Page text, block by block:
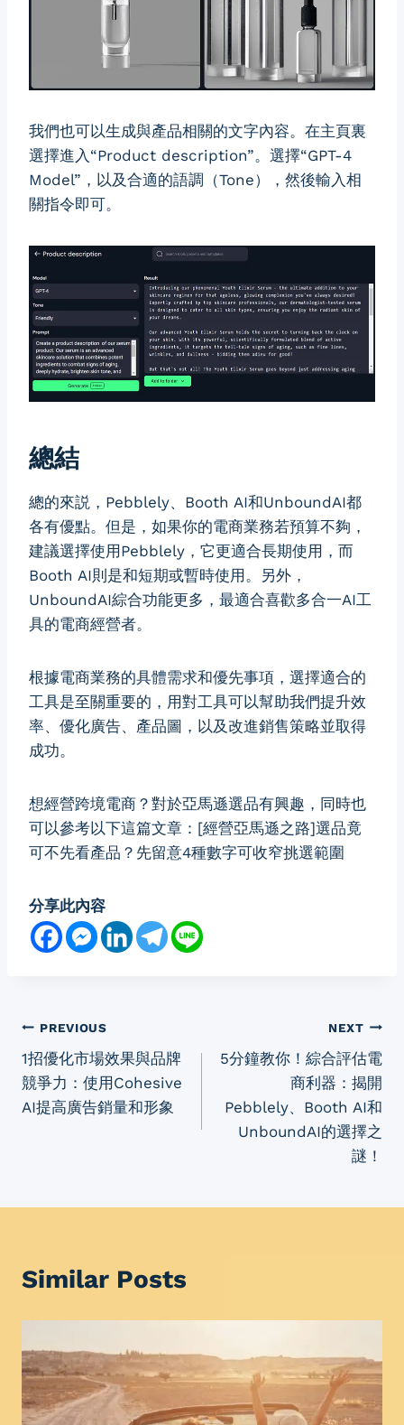
我們也可以生成與產品相關的文字內容。在主頁裏
選擇進入“Product description”。選擇“GPT-4
Model”，以及合適的語調（Tone），然後輸入相
關指令即可。
總結
總的來説，Pebblely、Booth AI和UnboundAI都
各有優點。但是，如果你的電商業務若預算不夠，
建議選擇使用Pebblely，它更適合長期使用，而
Booth AI則是和短期或暫時使用。另外，
UnboundAI綜合功能更多，最適合喜歡多合一AI工
具的電商經營者。
根據電商業務的具體需求和優先事項，選擇適合的
工具是至關重要的，用對工具可以幫助我們提升效
率、優化廣告、產品圖，以及改進銷售策略並取得
成功。
想經營跨境電商？對於亞馬遜選品有興趣，同時也
可以參考以下這篇文章： [經營亞馬遜之路]選品竟
可不先看產品？先留意4種數字可收窄挑選範圍
分享此內容
Post
navigation
PREVIOUS
1招優化市場效果與品牌
競爭力：使用Cohesive
AI提高廣告銷量和形象
NEXT
5分鐘教你！綜合評估電
商利器：揭開
Pebblely、Booth AI和
UnboundAI的選擇之
謎！
Similar Posts